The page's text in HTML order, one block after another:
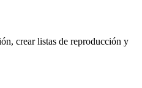
crear listas de reproducción y